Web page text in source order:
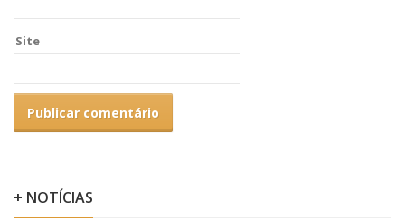
Site
+ NOTÍCIAS